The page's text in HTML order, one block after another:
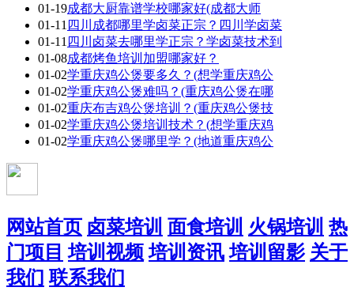
01-19成都大厨靠谱学校哪家好(成都大师
01-11 四川成都哪里学卤菜正宗？四川学卤菜
01-11 四川卤菜去哪里学正宗？学卤菜技术到
01-08成都烤鱼培训加盟哪家好？
01-02学重庆鸡公煲要多久？(想学重庆鸡公
01-02学重庆鸡公煲难吗？(重庆鸡公煲在哪
01-02重庆布吉鸡公煲培训？(重庆鸡公煲技
01-02学重庆鸡公煲培训技术？(想学重庆鸡
01-02学重庆鸡公煲哪里学？(地道重庆鸡公
网站首页 卤菜培训 面食培训 火锅培训 热
门项目 培训视频 培训资讯 培训留影 关于
我们 联系我们